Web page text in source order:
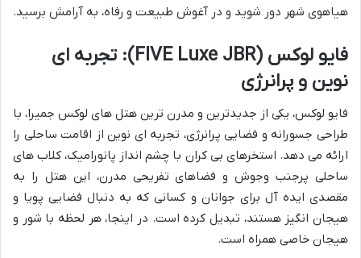
هیاهوی شهر دور شوید و در آغوش طبیعت و رفاه، به آرامش برسید.
فایو لوکس (FIVE Luxe JBR): تجربه ای
نوین و پرانرژی
فایو لوکس، یکی از جدیدترین و مدرن ترین هتل های لوکس جمیرا، با
طراحی جسورانه و فضایی پرانرژی، تجربه ای نوین از اقامت ساحلی را
ارائه می دهد. استخرهای بی کران با چشم انداز پانورامیک، کلاب های
ساحلی پرجنب وجوش و فضاهای تفریحی مدرن، این هتل را به
مقصدی ایده آل برای جوانان و کسانی که به دنبال فضایی پویا و
هیجان انگیز هستند، تبدیل کرده است. در اینجا، هر لحظه با شور و
هیجان خاصی همراه است.